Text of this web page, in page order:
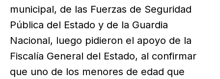
municipal, de las Fuerzas de Seguridad
Pública del Estado y de la Guardia
Nacional, luego pidieron el apoyo de la
Fiscalía General del Estado, al confirmar
que uno de los menores de edad que